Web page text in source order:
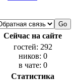
Сейчас на сайте
гостей: 292
ников: 0
в чате: 0
Статистика